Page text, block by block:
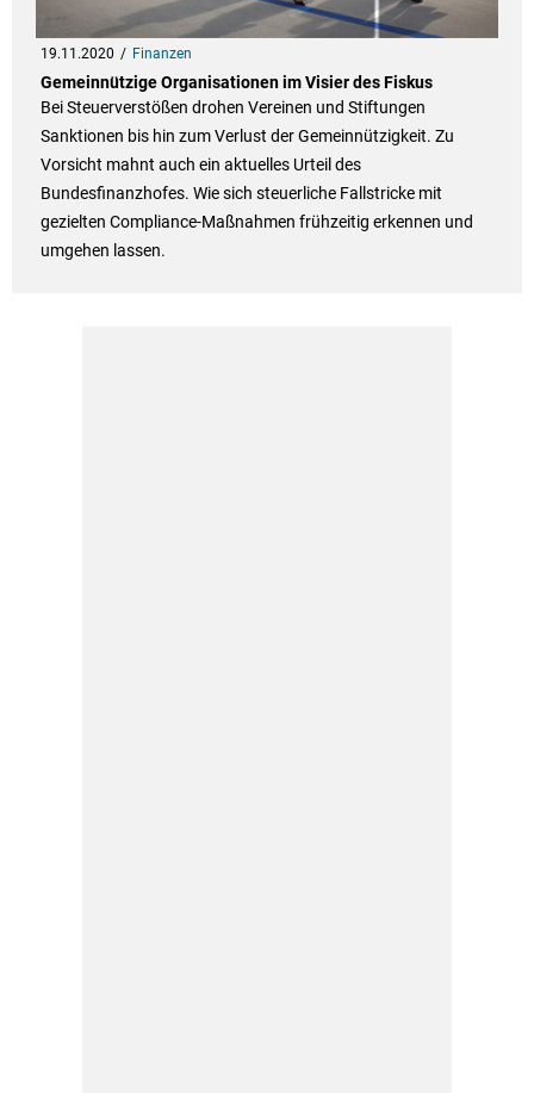
19.11.2020 Finanzen
Gemeinnützige Organisationen im Visier des Fiskus
Bei Steuerverstößen drohen Vereinen und Stiftungen
Sanktionen bis hin zum Verlust der Gemeinnützigkeit. Zu
Vorsicht mahnt auch ein aktuelles Urteil des
Bundesfinanzhofes. Wie sich steuerliche Fallstricke mit
gezielten Compliance-Maßnahmen frühzeitig erkennen und
umgehen lassen.